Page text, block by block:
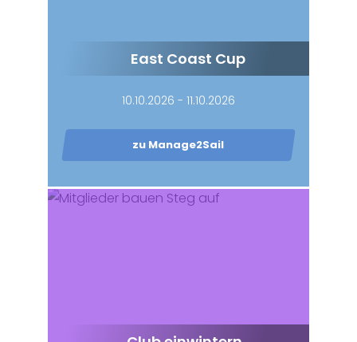
East Coast Cup
10.10.2026 - 11.10.2026
zu Manage2Sail